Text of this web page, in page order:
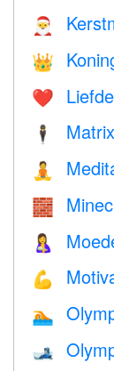
🎅
👑
❤️️ Liefde
🕴️ Matrix
🧘
🧱
🤱
💪
🏊
🎿